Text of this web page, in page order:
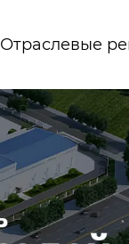
Отраслевые